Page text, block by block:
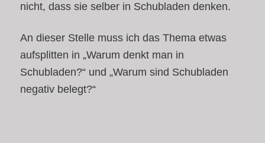
nicht, dass sie selber in Schubladen denken.
An dieser Stelle muss ich das Thema etwas
aufsplitten in „Warum denkt man in
Schubladen?“ und „Warum sind Schubladen
negativ belegt?“